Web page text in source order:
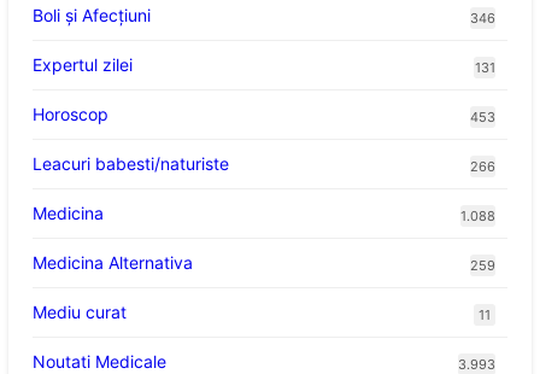
Boli și Afecțiuni 346
Expertul zilei 131
Horoscop 453
Leacuri babesti/naturiste 266
Medicina 1.088
Medicina Alternativa 259
Mediu curat 11
Noutati Medicale 3.993